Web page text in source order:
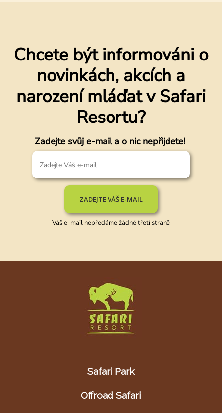
Chcete být informováni o
novinkách, akcích a
narození mláďat v Safari
Resortu?
Zadejte svůj e-mail a o nic nepřijdete!
ZADEJTE VÁŠ E-MAIL
Váš e-mail nepředáme žádné třetí straně
Safari Park
Offroad Safari